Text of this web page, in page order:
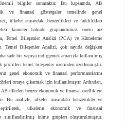
bilgiler sunacaktır. Bu kapsamda, AB
ve finansal göstergeler temelinde genel
ülkeler arasındaki benzerlikleri ve farklılıkları
kümeler halinde gruplandırmak önem arz
Temel Bileşenler Analizi (PCA) ve Kümeleme
Temel Bileşenler Analizi, çok sayıda değişken
sade bir yapıya indirgemek amacıyla kullanılmış
profilleri temel bileşenler üzerinden özetlenmiştir.
genel ekonomik ve finansal performanslarını
ortaya çıkarmak için kullanılmıştır. Ardından,
ülkeleri benzer ekonomik ve finansal özelliklere
Bu analizle, ülkeler arasındaki benzerlikler ve
ülkelerin ekonomik ve finansal
sınıflandırılmış küme grupları oluşturulmuştur.